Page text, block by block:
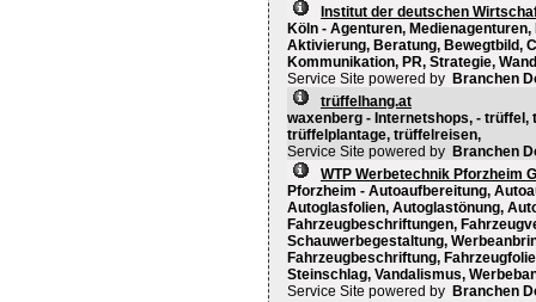
Institut der deutschen
Köln - Agenturen,
Aktivierung, Beratung, Bewegtbild,
Kommunikation, PR, Strategie,
Service Site powered by Branchen
trüffelhang.at
waxenberg - Internetshops, -
trüffelplantage, trüffelreisen,
Service Site powered by Branchen
WTP Werbetechnik Pforzheim
Pforzheim - Autoaufbereitung,
Autoglasfolien, Autoglastönung,
Fahrzeugbeschriftungen,
Schauwerbegestaltung,
Fahrzeugbeschriftung,
Steinschlag, Vandalismus,
Service Site powered by Branchen